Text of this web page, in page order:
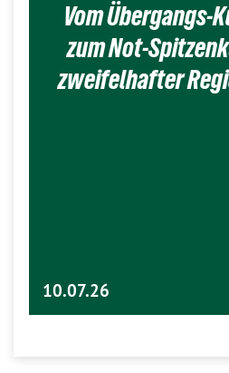
Vom Übergangs-
zum Not-
zweifelhafter
10.07.26